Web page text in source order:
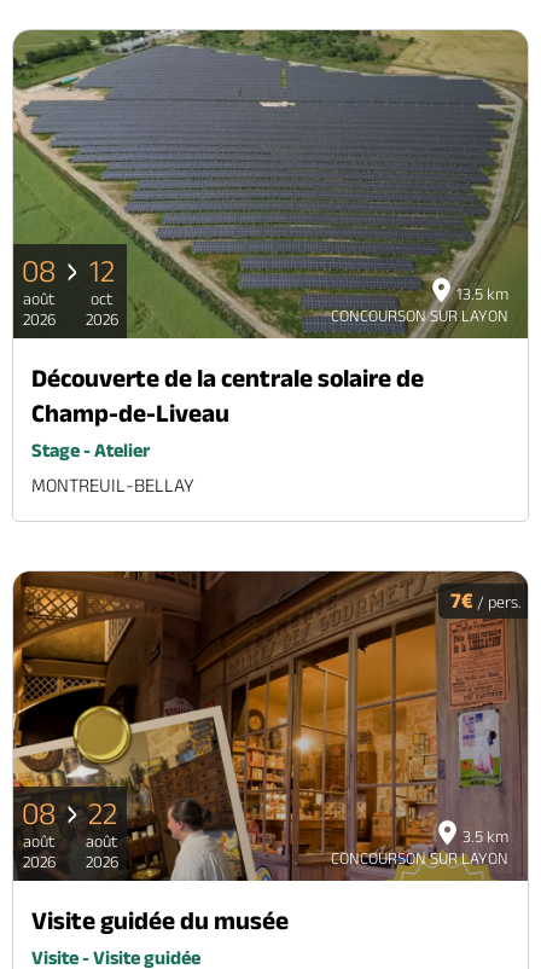
13.5 km
CONCOURSON SUR LAYON
08
août
2026
12
oct
2026
Découverte de la centrale solaire de
Champ-de-Liveau
Stage - Atelier
MONTREUIL-BELLAY
3.5 km
CONCOURSON SUR LAYON
7€ / pers.
08
août
2026
22
août
2026
Visite guidée du musée
Visite - Visite guidée